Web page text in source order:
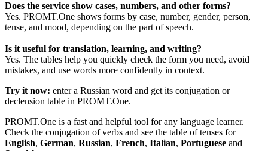
Does the service show cases, numbers, and other forms?
Yes. PROMT.One shows forms by case, number, gender, person,
tense, and mood, depending on the part of speech.
Is it useful for translation, learning, and writing?
Yes. The tables help you quickly check the form you need, avoid
mistakes, and use words more confidently in context.
Try it now: enter a Russian word and get its conjugation or
declension table in PROMT.One.
PROMT.One is a fast and helpful tool for any language learner.
Check the conjugation of verbs and see the table of tenses for
English, German, Russian, French, Italian, Portuguese and